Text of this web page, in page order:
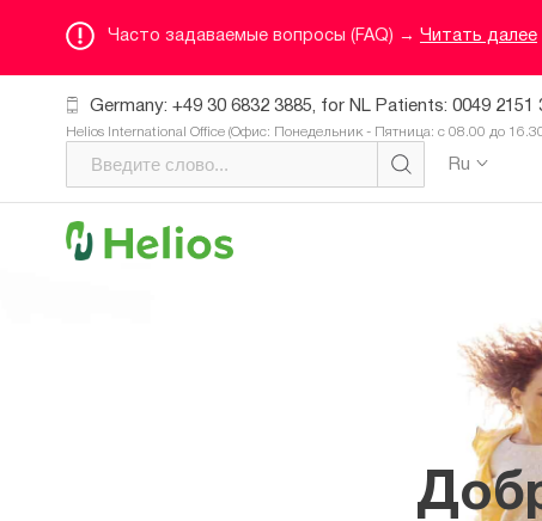
Часто задаваемые вопросы (FAQ) → Читать далее
Germany: +49 30 6832 3885, for NL Patients: 0049 2151
Helios International Office (Офис: Понедельник - Пятница: с 08.00 до
Ru